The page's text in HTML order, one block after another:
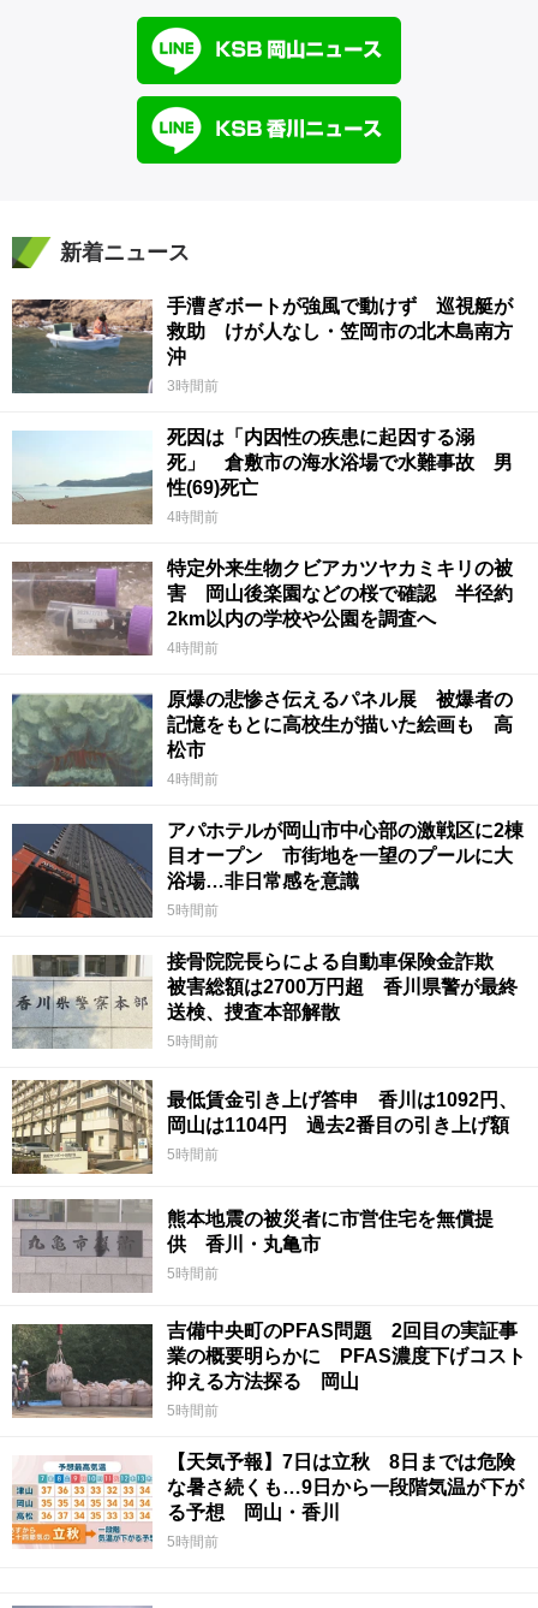
新着ニュース
手漕ぎボートが強風で動けず 巡視艇が
救助 けが人なし・笠岡市の北木島南方
沖
3時間前
死因は「内因性の疾患に起因する溺
死」 倉敷市の海水浴場で水難事故 男
性(69)死亡
4時間前
特定外来生物クビアカツヤカミキリの被
害 岡山後楽園などの桜で確認 半径約
2km以内の学校や公園を調査へ
4時間前
原爆の悲惨さ伝えるパネル展 被爆者の
記憶をもとに高校生が描いた絵画も 高
松市
4時間前
アパホテルが岡山市中心部の激戦区に2棟
目オープン 市街地を一望のプールに大
浴場…非日常感を意識
5時間前
接骨院院長らによる自動車保険金詐欺
被害総額は2700万円超 香川県警が最終
送検、捜査本部解散
5時間前
最低賃金引き上げ答申 香川は1092円、
岡山は1104円 過去2番目の引き上げ額
5時間前
熊本地震の被災者に市営住宅を無償提
供 香川・丸亀市
5時間前
吉備中央町のPFAS問題 2回目の実証事
業の概要明らかに PFAS濃度下げコスト
抑える方法探る 岡山
5時間前
【天気予報】7日は立秋 8日までは危険
な暑さ続くも…9日から一段階気温が下が
る予想 岡山・香川
5時間前